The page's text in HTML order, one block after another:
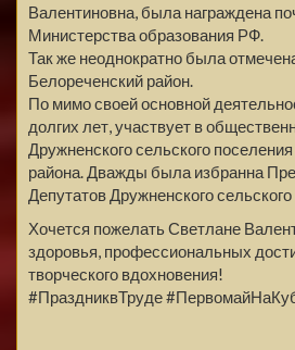
Валентиновна, была награждена
Министерства образования РФ.
Так же неоднократно была
Белореченский район.
По мимо своей основной
долгих лет, участвует в
Дружненского сельского
района. Дважды была избранна
Депутатов Дружненского
Хочется пожелать Светлане
здоровья, профессиональных
творческого вдохновения!
#ПраздниквТруде